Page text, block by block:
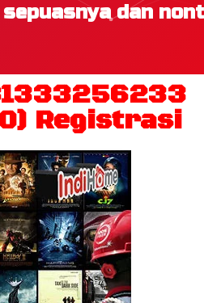
dan
Registrasi